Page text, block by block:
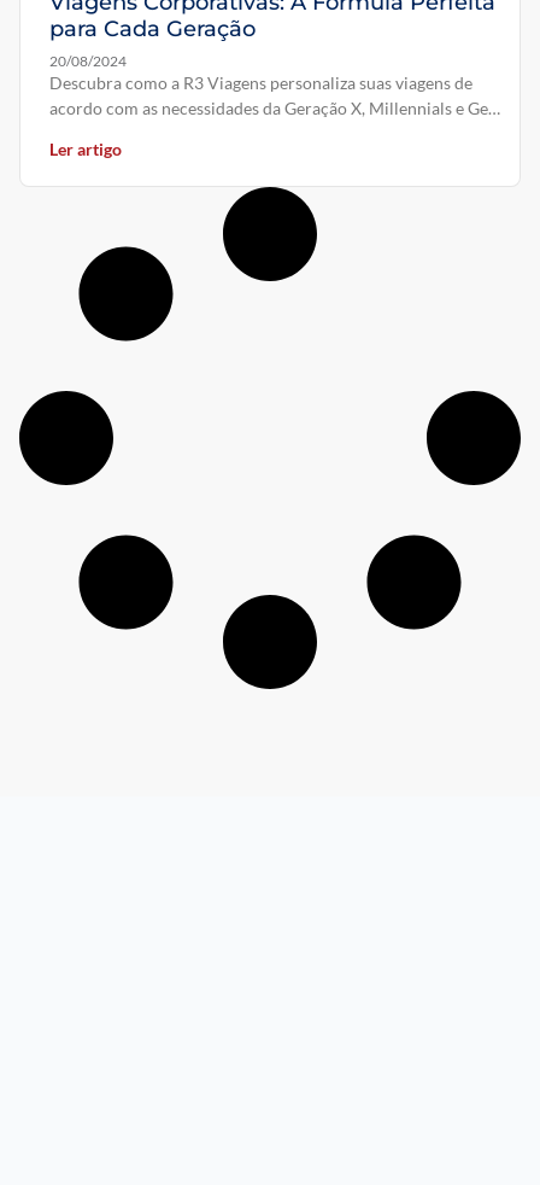
para Cada Geração
20/08/2024
Descubra como a R3 Viagens personaliza suas viagens de
acordo com as necessidades da Geração X, Millennials e Gen
Ler artigo